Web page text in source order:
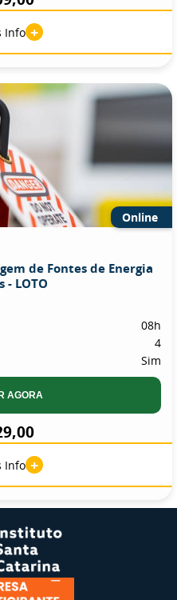
Info +
Online
de Fontes de Energia
- LOTO
08h
4
Sim
AGORA
Info +